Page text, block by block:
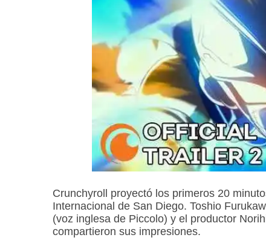
Crunchyroll proyectó los primeros 20
Internacional de San Diego. Toshio
(voz inglesa de Piccolo) y el productor
compartieron sus impresiones.